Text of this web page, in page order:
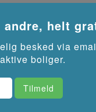
andre, helt
besked via
boliger.